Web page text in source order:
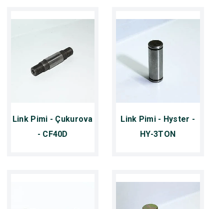
Link Pimi - Çukurova
- CF40D
Link Pimi - Hyster -
HY-3TON